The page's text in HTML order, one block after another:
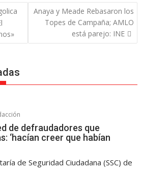
Anaya y Meade Rebasaron los
Topes de Campaña; AMLO
está parejo: INE
de defraudadores que
‘hacían creer que habían
de Seguridad Ciudadana (SSC) de